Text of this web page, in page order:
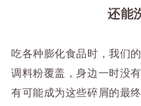
还能
吃各种膨化食品时，我们
调料粉覆盖，身边一时没
有可能成为这些碎屑的最